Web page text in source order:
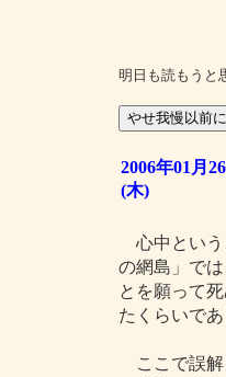
明日も読もうと
2006年01月
(木)
心中という
の網島」で
とを願って
たくらいであ
ここで誤解